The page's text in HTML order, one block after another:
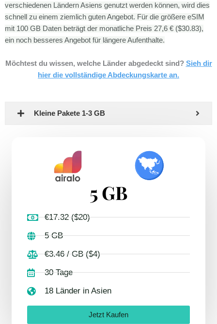
verschiedenen Ländern Asiens genutzt werden können, wird dies
schnell zu einem ziemlich guten Angebot. Für die größere eSIM
mit 100 GB Daten beträgt der monatliche Preis 27,6 € ($30.83),
ein noch besseres Angebot für längere Aufenthalte.
Möchtest du wissen, welche Länder abgedeckt sind? Sieh dir
hier die vollständige Abdeckungskarte an.
Kleine Pakete 1-3 GB
5 GB
€17.32 ($20)
5 GB
€3.46 / GB ($4)
30 Tage
18 Länder in Asien
Jetzt Kaufen